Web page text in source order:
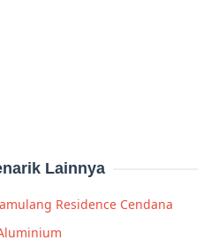
Lainnya
Residence Cendana